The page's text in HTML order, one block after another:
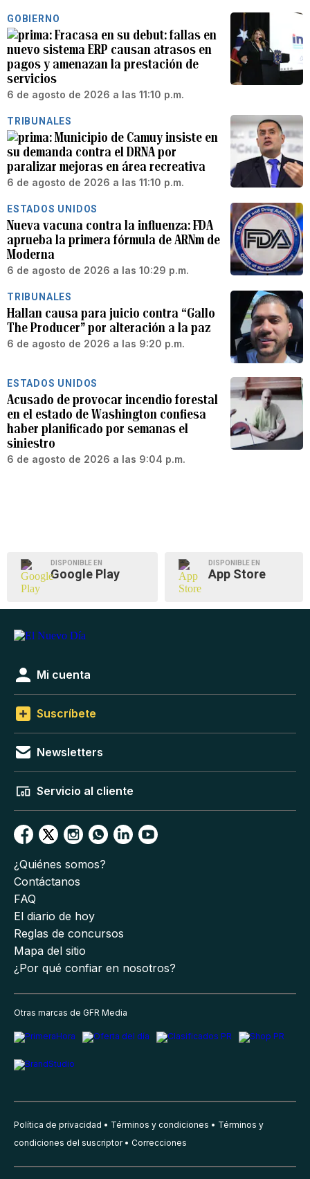
GOBIERNO
Fracasa en su debut: fallas en
nuevo sistema ERP causan atrasos en
pagos y amenazan la prestación de
servicios
6 de agosto de 2026 a las 11:10 p.m.
TRIBUNALES
Municipio de Camuy insiste en
su demanda contra el DRNA por
paralizar mejoras en área recreativa
6 de agosto de 2026 a las 11:10 p.m.
ESTADOS UNIDOS
Nueva vacuna contra la influenza: FDA
aprueba la primera fórmula de ARNm de
Moderna
6 de agosto de 2026 a las 10:29 p.m.
TRIBUNALES
Hallan causa para juicio contra “Gallo
The Producer” por alteración a la paz
6 de agosto de 2026 a las 9:20 p.m.
ESTADOS UNIDOS
Acusado de provocar incendio forestal
en el estado de Washington confiesa
haber planificado por semanas el
siniestro
6 de agosto de 2026 a las 9:04 p.m.
DISPONIBLE EN
Google Play
DISPONIBLE EN
App Store
Mi cuenta
Suscríbete
Newsletters
Servicio al cliente
¿Quiénes somos?
Contáctanos
FAQ
El diario de hoy
Reglas de concursos
Mapa del sitio
¿Por qué confiar en nosotros?
Otras marcas de GFR Media
Política de privacidad Términos y condiciones
Términos y
condiciones del suscriptor
Correcciones